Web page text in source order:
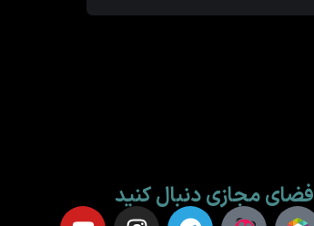
فضای مجازی دنبال کنید